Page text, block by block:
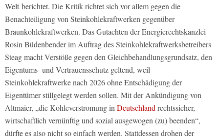
Welt berichtet. Die Kritik richtet sich vor allem gegen die
Benachteiligung von Steinkohlekraftwerken gegenüber
Braunkohlekraftwerken. Das Gutachten der Energierechtskanzlei
Rosin Büdenbender im Auftrag des Steinkohlekraftwerksbetreibers
Steag macht Verstöße gegen den Gleichbehandlungsgrundsatz, den
Eigentums- und Vertrauensschutz geltend, weil
Steinkohlekraftwerke nach 2026 ohne Entschädigung der
Eigentümer stillgelegt werden sollen. Mit der Ankündigung von
Altmaier, „die Kohleverstromung in Deutschland rechtssicher,
wirtschaftlich vernünftig und sozial ausgewogen (zu) beenden“,
dürfte es also nicht so einfach werden. Stattdessen drohen der